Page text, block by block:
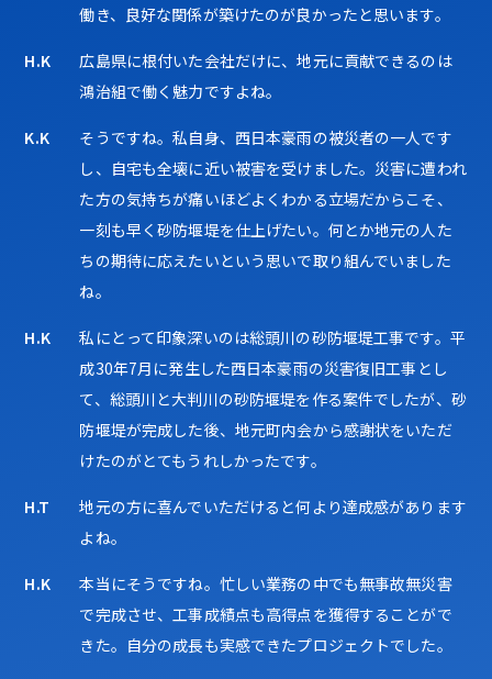
働き、良好な関係が築けたのが良かったと思います。
H.K
広島県に根付いた会社だけに、地元に貢献できるのは
鴻治組で働く魅力ですよね。
K.K
そうですね。私自身、西日本豪雨の被災者の一人です
し、自宅も全壊に近い被害を受けました。災害に遭われ
た方の気持ちが痛いほどよくわかる立場だからこそ、
一刻も早く砂防堰堤を仕上げたい。何とか地元の人た
ちの期待に応えたいという思いで取り組んでいました
ね。
H.K
私にとって印象深いのは総頭川の砂防堰堤工事です。平
成30年7月に発生した西日本豪雨の災害復旧工事とし
て、総頭川と大判川の砂防堰堤を作る案件でしたが、砂
防堰堤が完成した後、地元町内会から感謝状をいただ
けたのがとてもうれしかったです。
H.T
地元の方に喜んでいただけると何より達成感があります
よね。
H.K
本当にそうですね。忙しい業務の中でも無事故無災害
で完成させ、工事成績点も高得点を獲得することがで
きた。自分の成長も実感できたプロジェクトでした。